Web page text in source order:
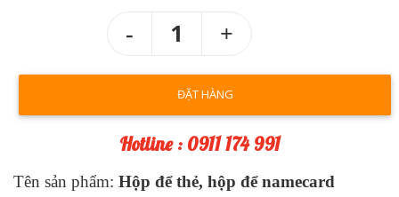
1
ĐẶT HÀNG
Hotline : 0911 174 991
Tên sản phẩm: Hộp để thẻ, hộp để namecard